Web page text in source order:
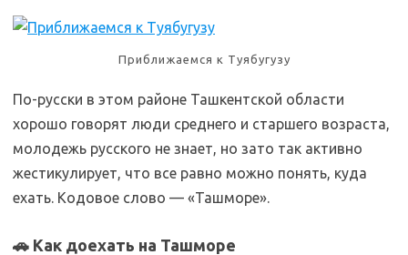
Приближаемся к Туябугузу
По-русски в этом районе Ташкентской области
хорошо говорят люди среднего и старшего возраста,
молодежь русского не знает, но зато так активно
жестикулирует, что все равно можно понять, куда
ехать. Кодовое слово — «Ташморе».
🚗 Как доехать на Ташморе